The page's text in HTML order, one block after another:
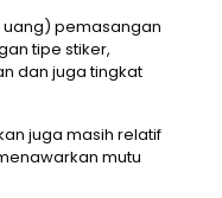
uang) pemasangan
tipe stiker,
dan juga tingkat
juga masih relatif
mutu